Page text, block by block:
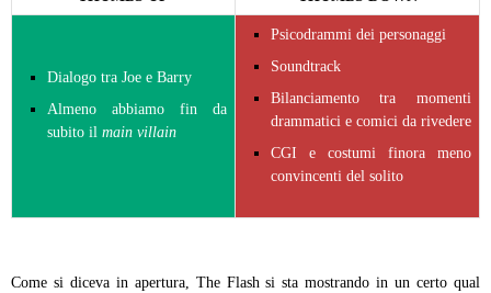
Dialogo tra Joe e Barry
Almeno abbiamo fin da
subito il main villain
Psicodrammi dei personaggi
Soundtrack
Bilanciamento tra momenti
drammatici e comici da rivedere
CGI e costumi finora meno
convincenti del solito
Come si diceva in apertura, The Flash si sta mostrando in un certo qual